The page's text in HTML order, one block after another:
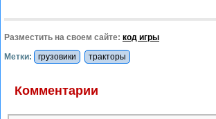
Разместить на своем сайте: код игры
Метки:
грузовики тракторы
Комментарии